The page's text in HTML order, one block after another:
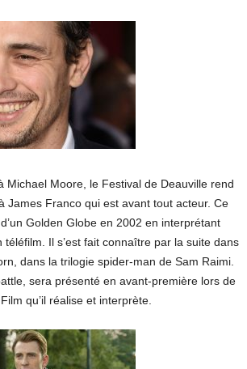
Michael Moore, le Festival de Deauville rend
James Franco qui est avant tout acteur. Ce
Golden Globe en 2002 en interprétant
téléfilm. Il s’est fait connaître par la suite dans
dans la trilogie spider-man de Sam Raimi.
sera présenté en avant-première lors de
qu’il réalise et interprète.